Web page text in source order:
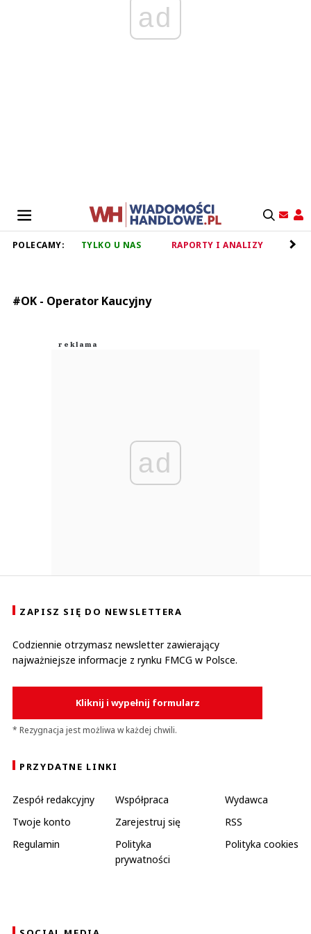
ad
POLECAMY: TYLKO U NAS RAPORTY I ANALIZY
#OK - Operator Kaucyjny
ad
ZAPISZ SIĘ DO NEWSLETTERA
Codziennie otrzymasz newsletter zawierający
najważniejsze informacje z rynku FMCG w Polsce.
Kliknij i wypełnij formularz
* Rezygnacja jest możliwa w każdej chwili.
PRZYDATNE LINKI
Zespół redakcyjny Współpraca
Wydawca
Twoje konto
Zarejestruj się
RSS
Regulamin
Polityka
prywatności
Polityka cookies